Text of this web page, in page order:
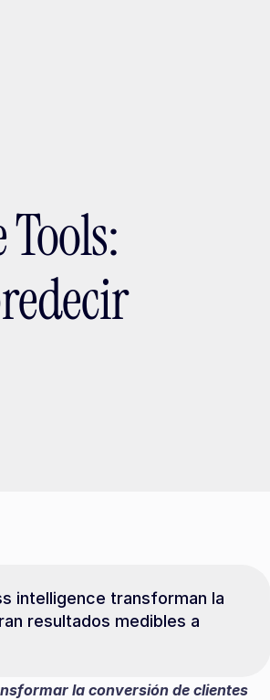
intelligence transforman la
resultados medibles a
la conversión de clientes